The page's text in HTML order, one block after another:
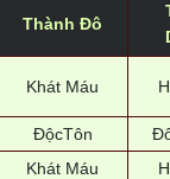
Thành Đô
Khát Máu
ĐộcTôn
Khát Máu